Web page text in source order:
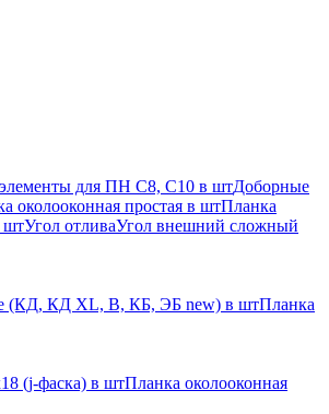
для ПН С8, С10 в штДоборные
околооконная простая в штПланка
штУгол отливаУгол внешний сложный
(КД, КД XL, В, КБ, ЭБ new) в штПланка
(j-фаска) в штПланка околооконная